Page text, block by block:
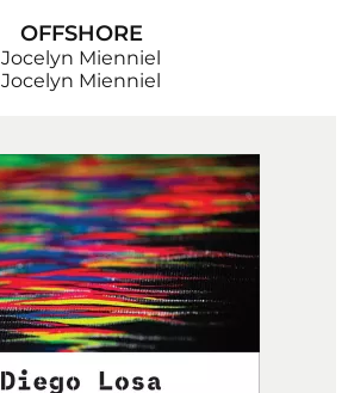
OFFSHORE
Jocelyn Mienniel
Jocelyn Mienniel